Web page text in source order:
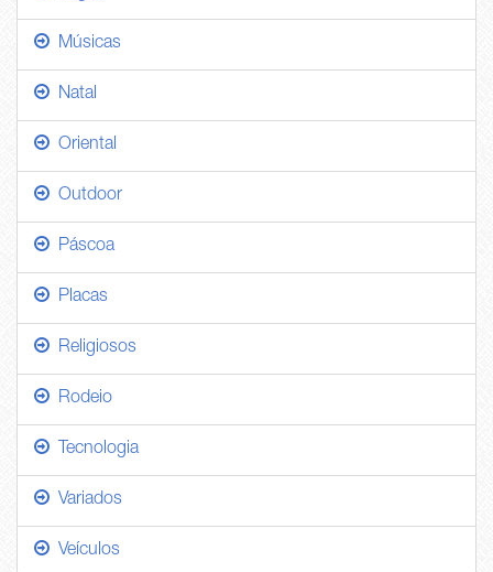
Músicas
Natal
Oriental
Outdoor
Páscoa
Placas
Religiosos
Rodeio
Tecnologia
Variados
Veículos